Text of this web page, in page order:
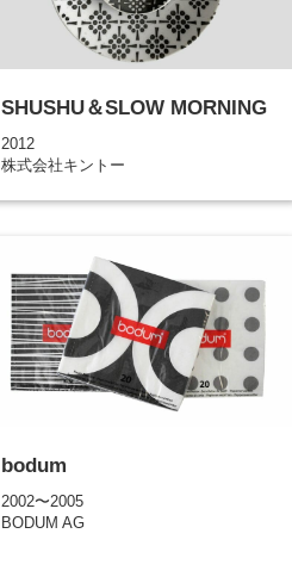
SHUSHU＆SLOW MORNING
2012
株式会社キントー
bodum
2002〜2005
BODUM AG